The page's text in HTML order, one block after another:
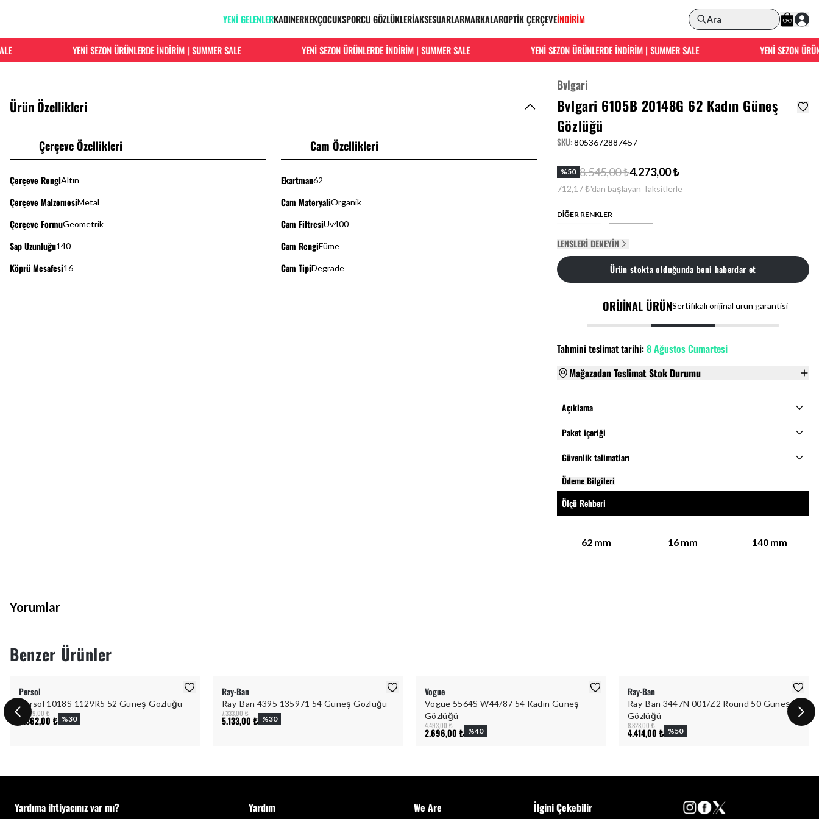
YENİ GELENLERKADINERKEKÇOCUKSPORCU GÖZLÜKLERİAKSESUARLARMARKALAROPTİK ÇERÇEVEİNDİRİM Ara
YENİ SEZON ÜRÜNLERDE İNDİRİM | SUMMER SALE YENİ SEZON ÜRÜNLERDE İNDİRİM | SUMMER SALE YENİ SEZON ÜRÜNLERDE İNDİRİM | SUMMER SALE YENİ SEZON
Ürün Özellikleri
Çerçeve Özellikleri
Çerçeve RengiAltın
Çerçeve MalzemesiMetal
Çerçeve FormuGeometrik
Sap Uzunluğu140
Köprü Mesafesi16
Cam Özellikleri
Ekartman62
Cam MateryaliOrganik
Cam FiltresiUv400
Cam RengiFüme
Cam TipiDegrade
Bvlgari
Bvlgari 6105B 20148G 62 Kadın Güneş
Gözlüğü
SKU:8053672887457
%50 8.545,00 ₺4.273,00 ₺
712,17 ₺'dan başlayan Taksitlerle
DİĞER RENKLER
LENSLERI DENEYIN
Ürün stokta olduğunda beni haberdar et
ORİJİNAL ÜRÜNSertifikalı orijinal ürün garantisi
Tahmini teslimat tarihi:8 Ağustos Cumartesi
Mağazadan Teslimat Stok Durumu
Açıklama
Paket içeriği
Güvenlik talimatları
Ödeme Bilgileri
Ölçü Rehberi
62 mm 16 mm 140mm
Yorumlar
Benzer Ürünler
Persol
Persol 1018S 1129R5 52 Güneş Gözlüğü
14.089,00 ₺
9.862,00 ₺ %30
Ray-Ban
Ray-Ban 4395 135971 54 Güneş Gözlüğü
7.333,00 ₺
5.133,00 ₺ %30
Vogue
Vogue 5564S W44/87 54 Kadın Güneş
Gözlüğü
4.493,00 ₺
2.696,00 ₺ %40
Ray-Ban
Ray-Ban 3447N 001/Z2 Round 50 Güneş
Gözlüğü
8.828,00 ₺
4.414,00 ₺ %50
Yardıma ihtiyacınız var mı? Yardım We Are İlgini Çekebilir